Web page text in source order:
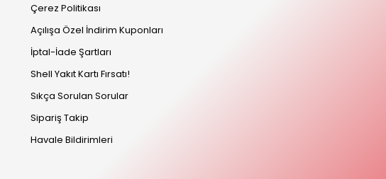
Çerez Politikası
Açılışa Özel İndirim Kuponları
İptal-İade Şartları
Shell Yakıt Kartı Fırsatı!
Sıkça Sorulan Sorular
Sipariş Takip
Havale Bildirimleri